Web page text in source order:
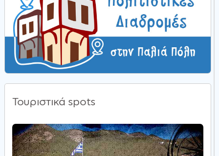
Τουριστικά spots